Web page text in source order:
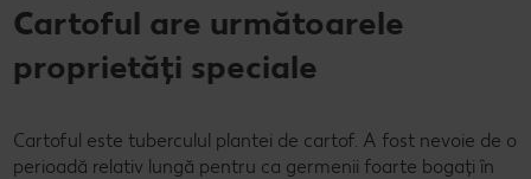
Cartoful are următoarele
proprietăți speciale
Cartoful este tuberculul plantei de cartof. A fost nevoie de o
perioadă relativ lungă pentru ca germenii foarte bogați în